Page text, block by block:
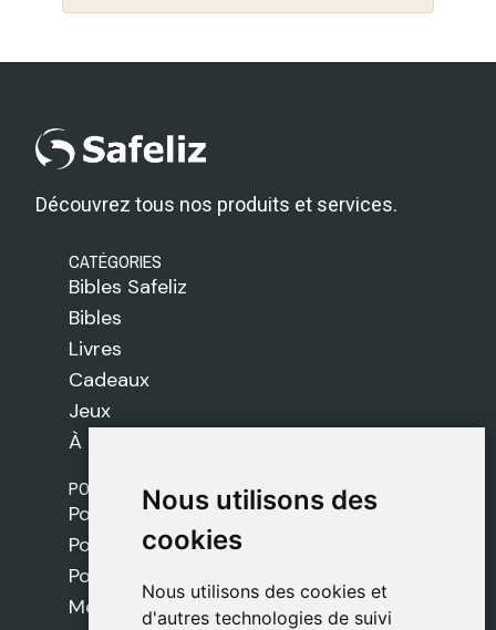
Nous utilisons des
cookies
Nous utilisons des cookies et
d'autres technologies de suivi
Nous utilisons des
cookies
Nous utilisons des cookies et
d'autres technologies de suivi
Découvrez tous nos produits et services.
CATÉGORIES
Bibles Safeliz
Bibles
Livres
Cadeaux
Jeux
À propos de nous
POLITIQUES
Politique de livraison
Politique de cookies
Politique de confidentialité
Mentions légales